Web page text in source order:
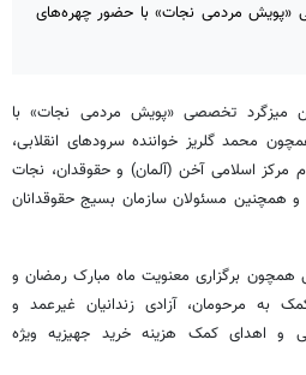
«پویش مردمی نجات» با حضور چهره‌های
میزگرد تخصصی «پویش مردمی نجات» با
محمد گلریز خواننده سرودهای انقلابی،
مرکز اسلامیآخن (آلمان) و حقوقدان، نجات
و همچنین مسئولان سازمان بسیج حقوقدانان
برگزاری معنویت ماه مبارک رمضان و
به مرحومان، آزادی زندانیان غیرعمد و
و اهدای کمک هزینه خرید جهیزیه ویژه